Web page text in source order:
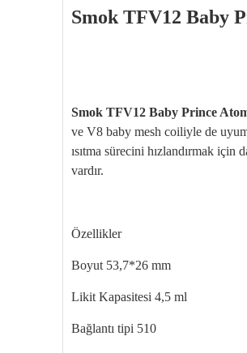
Smok TFV12 Baby
Smok TFV12 Baby Prince
ve V8 baby mesh coiliyle de
ısıtma sürecini hızlandırmak
vardır.
Özellikler
Boyut 53,7*26 mm
Likit Kapasitesi 4,5 ml
Bağlantı tipi 510